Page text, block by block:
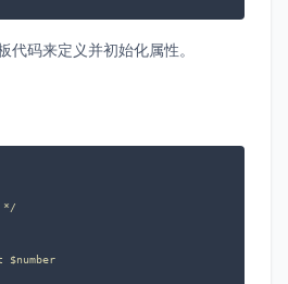
代码来定义并初始化属性。
*/